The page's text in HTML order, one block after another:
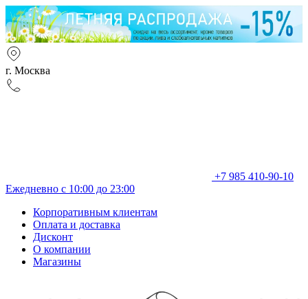
г. Москва
+7 985 410-90-10
Ежедневно с 10:00 до 23:00
Корпоративным клиентам
Оплата и доставка
Дисконт
О компании
Магазины